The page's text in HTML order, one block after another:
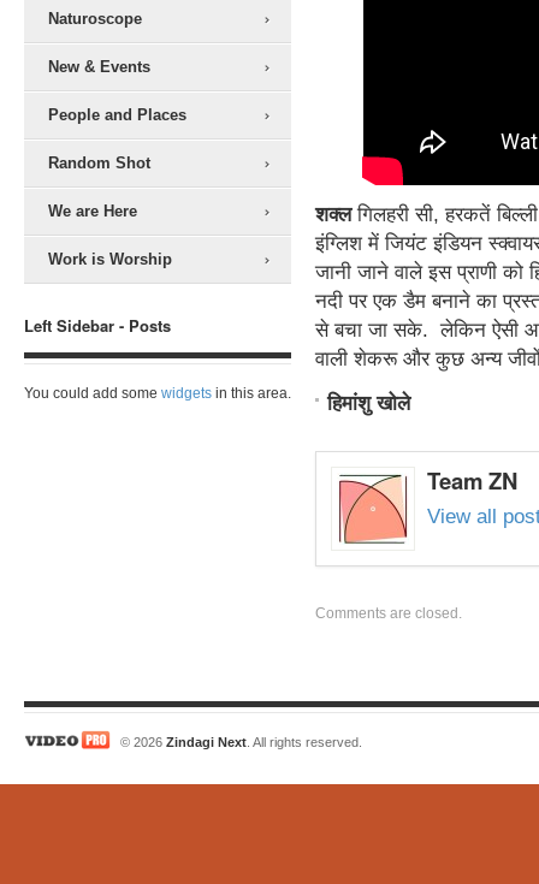
Naturoscope
New & Events
People and Places
Random Shot
We are Here
Work is Worship
Left Sidebar - Posts
You could add some widgets in this area.
शक्लगिलहरी सी, हरकतें
इंग्लिश में जियंट इंडियन
जानी जाने वाले इस प्राणी
नदी पर एक डैम बनाने का
से बचा जा सके. लेकिन ऐसी
वाली शेकरू और कुछ अन्य जीवों
हिमांशु खोले
Team ZN
View all
Comments are closed.
© 2026 Zindagi Next . All rights reserved.